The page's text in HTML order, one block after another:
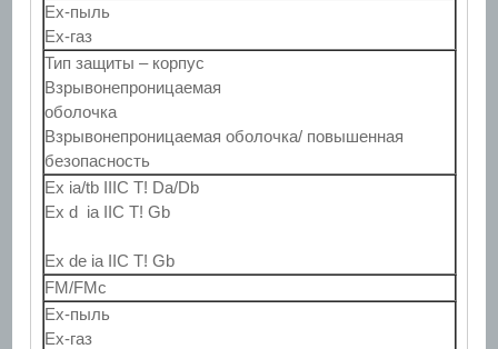
Ex-пыль
Ex-газ
Тип защиты – корпус
Взрывонепроницаемая
оболочка
Взрывонепроницаемая оболочка/ повышенная
безопасность
Ex ia/tb IIIC T! Da/Db
Ex d ia IIC T! Gb
Ex de ia IIC T! Gb
FM/FMc
Ex-пыль
Ex-газ